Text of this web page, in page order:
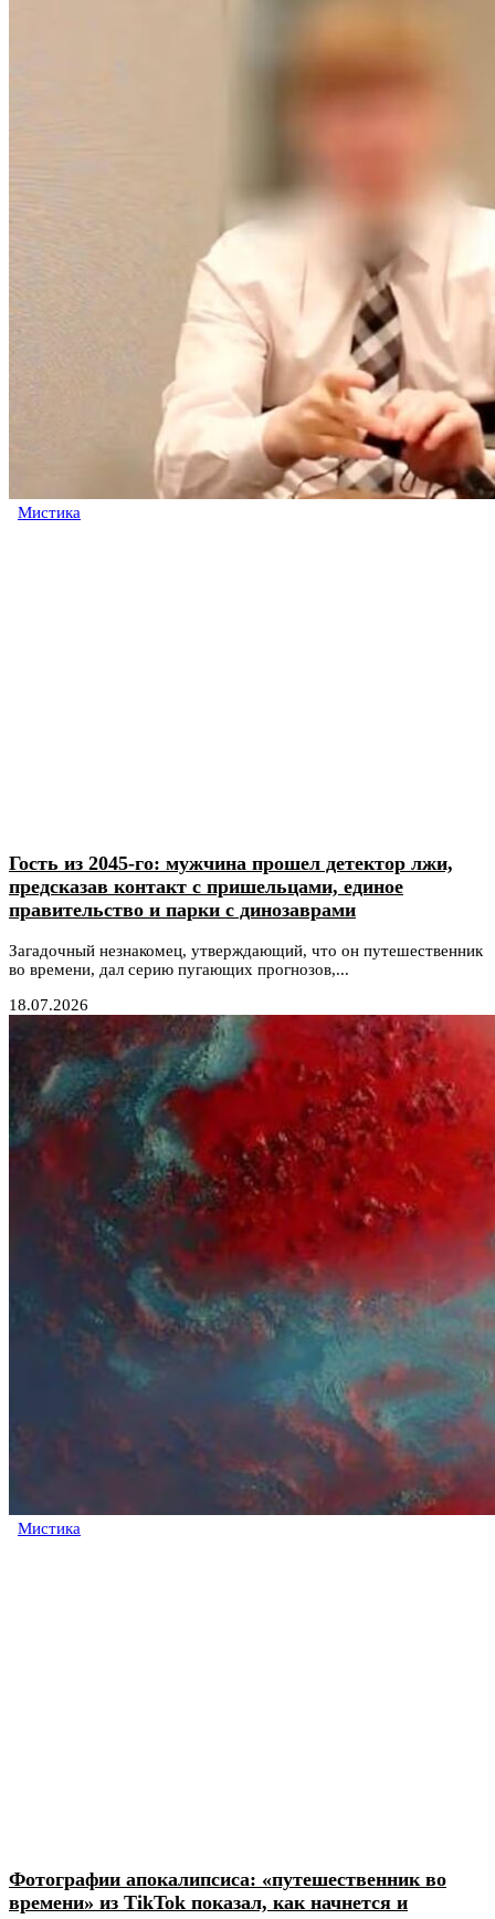
Мистика
Гость из 2045-го: мужчина прошел детектор лжи,
предсказав контакт с пришельцами, единое
правительство и парки с динозаврами
Загадочный незнакомец, утверждающий, что он путешественник
во времени, дал серию пугающих прогнозов,...
18.07.2026
Мистика
Фотографии апокалипсиса: «путешественник во
времени» из TikTok показал, как начнется и